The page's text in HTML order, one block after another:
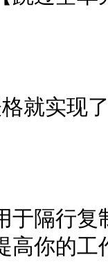
就实现
于隔行
高你的